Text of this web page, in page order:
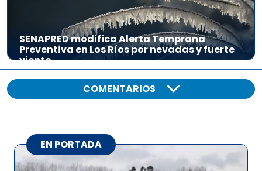
SENAPRED modifica Alerta Temprana
Preventiva en Los Ríos por nevadas y fuerte
viento
COMENTARIOS
EN PORTADA